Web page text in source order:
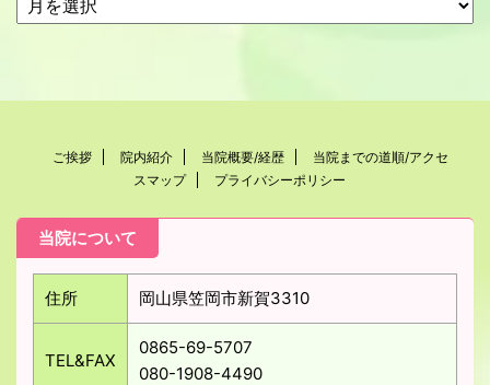
ご挨拶 院内紹介 当院概要/経歴
当院までの道順/アクセ
スマップ
プライバシーポリシー
当院について
住所 岡山県笠岡市新賀3310
TEL&FAX
0865-69-5707
080-1908-4490